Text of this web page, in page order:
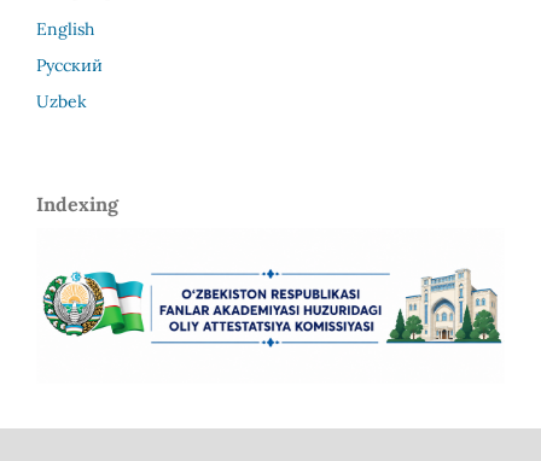
English
Русский
Uzbek
Indexing